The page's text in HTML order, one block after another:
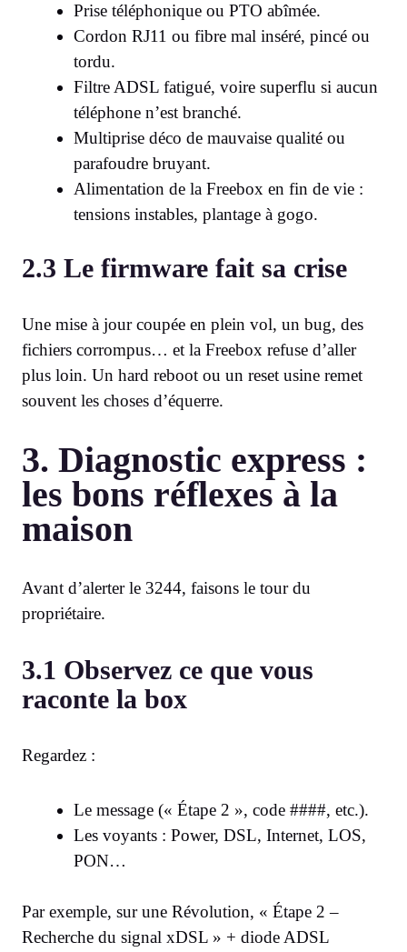
Prise téléphonique ou PTO abîmée.
Cordon RJ11 ou fibre mal inséré, pincé ou
tordu.
Filtre ADSL fatigué, voire superflu si aucun
téléphone n’est branché.
Multiprise déco de mauvaise qualité ou
parafoudre bruyant.
Alimentation de la Freebox en fin de vie :
tensions instables, plantage à gogo.
2.3 Le firmware fait sa crise
Une mise à jour coupée en plein vol, un bug, des
fichiers corrompus… et la Freebox refuse d’aller
plus loin. Un hard reboot ou un reset usine remet
souvent les choses d’équerre.
3. Diagnostic express :
les bons réflexes à la
maison
Avant d’alerter le 3244, faisons le tour du
propriétaire.
3.1 Observez ce que vous
raconte la box
Regardez :
Le message (« Étape 2 », code ####, etc.).
Les voyants : Power, DSL, Internet, LOS,
PON…
Par exemple, sur une Révolution, « Étape 2 –
Recherche du signal xDSL » + diode ADSL